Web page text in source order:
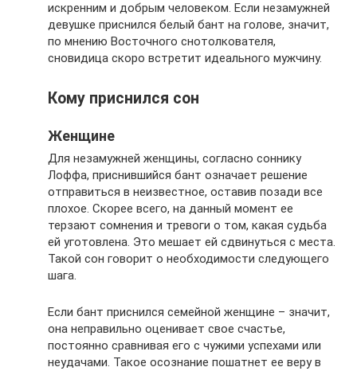
искренним и добрым человеком. Если незамужней
девушке приснился белый бант на голове, значит,
по мнению Восточного снотолкователя,
сновидица скоро встретит идеального мужчину.
Кому приснился сон
Женщине
Для незамужней женщины, согласно соннику
Лоффа, приснившийся бант означает решение
отправиться в неизвестное, оставив позади все
плохое. Скорее всего, на данный момент ее
терзают сомнения и тревоги о том, какая судьба
ей уготовлена. Это мешает ей сдвинуться с места.
Такой сон говорит о необходимости следующего
шага.
Если бант приснился семейной женщине – значит,
она неправильно оценивает свое счастье,
постоянно сравнивая его с чужими успехами или
неудачами. Такое осознание пошатнет ее веру в